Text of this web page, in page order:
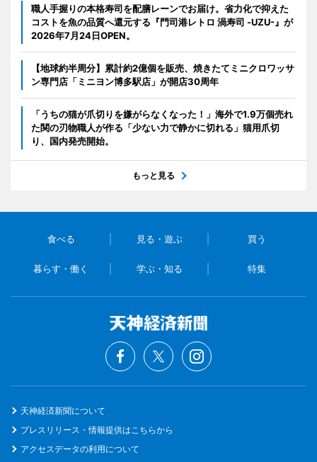
職人手握りの本格寿司を配膳レーンでお届け。省力化で抑えた
コストを魚の品質へ還元する『門司港レトロ 渦寿司 -UZU-』が
2026年7月24日OPEN。
【地球約半周分】累計約2億個を販売、焼きたてミニクロワッサ
ン専門店「ミニヨン博多駅店」が開店30周年
「うちの猫が爪切りを嫌がらなくなった！」海外で1.9万個売れ
た関の刃物職人が作る「少ない力で静かに切れる」猫用爪切
り、国内発売開始。
もっと見る
食べる 見る・遊ぶ 買う
暮らす・働く 学ぶ・知る 特集
天神経済新聞について
プレスリリース・情報提供はこちらから
アクセスデータの利用について